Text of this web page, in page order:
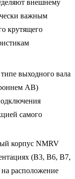
внешнему
важным
крутящего
выходного вала
AB)
самого
корпус NMRV
(B3, B6, B7,
расположение